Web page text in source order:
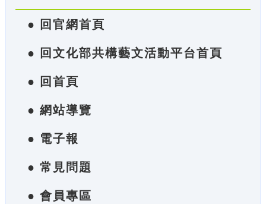
● 回官網首頁
● 回文化部共構藝文活動平台首頁
● 回首頁
● 網站導覽
● 電子報
● 常見問題
● 會員專區